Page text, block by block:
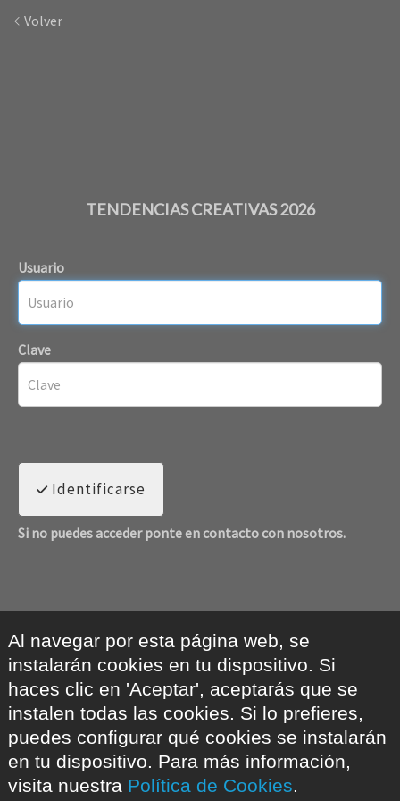
Volver
TENDENCIAS CREATIVAS 2026
Usuario
Clave
Identificarse
Si no puedes acceder ponte en contacto con nosotros.
Al navegar por esta página web, se
instalarán cookies en tu dispositivo. Si
haces clic en 'Aceptar', aceptarás que se
instalen todas las cookies. Si lo prefieres,
puedes configurar qué cookies se instalarán
en tu dispositivo. Para más información,
visita nuestra Política de Cookies.